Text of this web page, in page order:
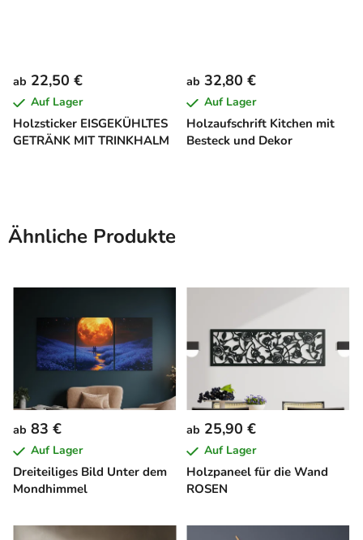
Holzsticker EISGEKÜHLTES
GETRÄNK MIT TRINKHALM
ab 22,50 €
Auf Lager
Holzaufschrift Kitchen mit
Besteck und Dekor
ab 32,80 €
Auf Lager
Ähnliche Produkte
Dreiteiliges Bild Unter dem
Mondhimmel
ab 83 €
Auf Lager
Holzpaneel für die Wand
ROSEN
ab 25,90 €
Auf Lager